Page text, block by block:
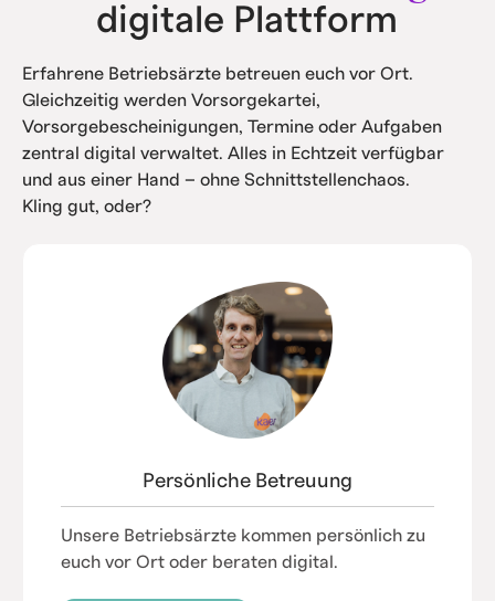
digitale Plattform
Erfahrene Betriebsärzte betreuen euch vor Ort.
Gleichzeitig werden Vorsorgekartei,
Vorsorgebescheinigungen, Termine oder Aufgaben
zentral digital verwaltet. Alles in Echtzeit verfügbar
und aus einer Hand – ohne Schnittstellenchaos.
Kling gut, oder?
Persönliche Betreuung
Unsere Betriebsärzte kommen persönlich zu
euch vor Ort oder beraten digital.